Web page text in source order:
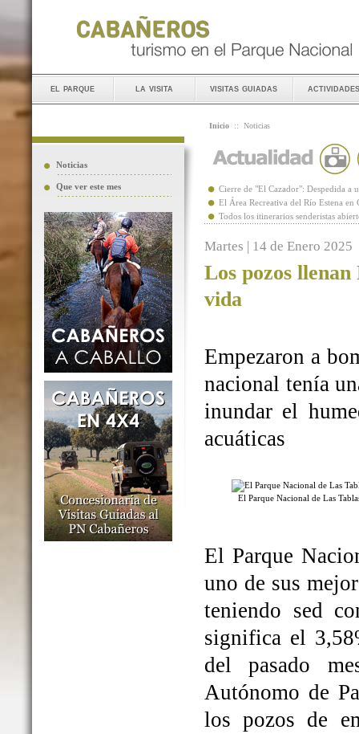
el parque la visita visitas guiadas actividades
Noticias
Que ver este mes
Inicio :: Noticias
Cierre de "El Cazador": Despedida a
El Área Recreativa del Río Estena
Todos los itinerarios senderistas
Martes | 14 de Enero 2025
Los pozos
vida
Empezaron a
nacional tenía
inundar el
acuáticas
El Parque Nacional de Las
El Parque
uno de sus
teniendo sed
significa el
del pasado
Autónomo de
los pozos de